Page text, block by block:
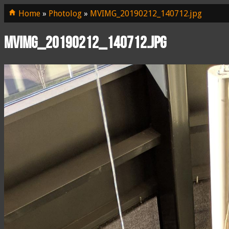
Home » Photolog » MVIMG_20190212_140712.jpg
MVIMG_20190212_140712.jpg